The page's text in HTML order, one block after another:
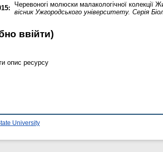
Черевоногі молюски малакологічної колекції
вісник Ужгородського університету. Серія
ввійти)
опис ресурсу
University